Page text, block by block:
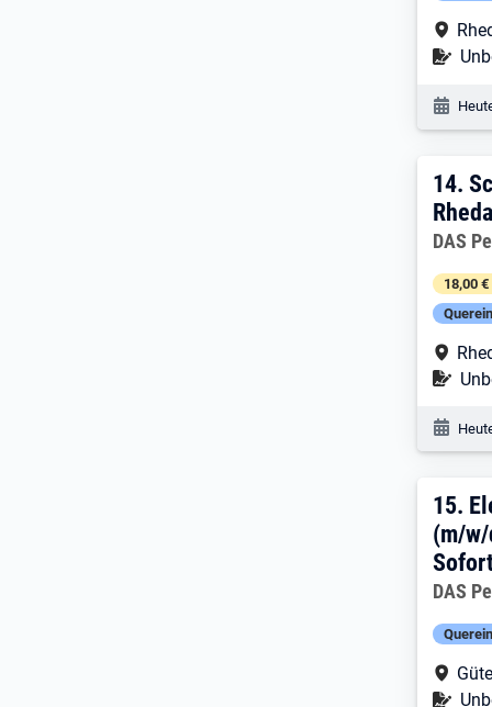
14.
14.
DAS
18,00
15.
15.
(m/
DAS